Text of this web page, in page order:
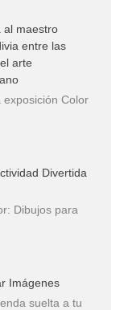
al maestro
entre las
arte
exposición Color
Divertida
Dibujos para
Imágenes
suelta a tu